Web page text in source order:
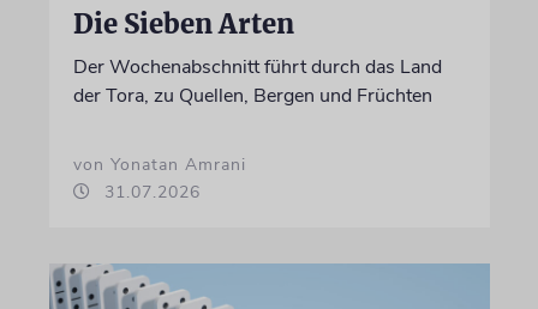
Die Sieben Arten
Der Wochenabschnitt führt durch das Land
der Tora, zu Quellen, Bergen und Früchten
von Yonatan Amrani
31.07.2026